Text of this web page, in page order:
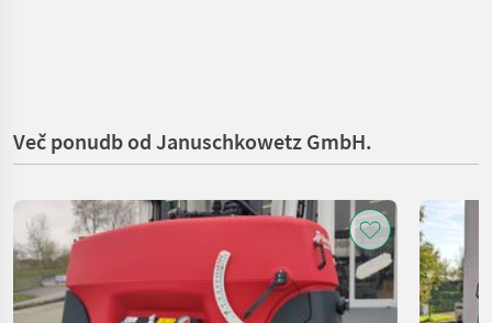
Več ponudb od Januschkowetz GmbH.